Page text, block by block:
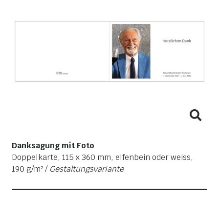
Danksagung mit Foto
Doppelkarte, 115 x 360 mm, elfenbein oder weiss,
190 g/m² / Gestaltungsvariante